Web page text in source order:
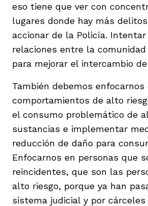
eso tiene que ver con
lugares donde hay más
accionar de la Policía.
relaciones entre la
para mejorar el intercambio
También debemos enfocarnos
comportamientos de alto
el consumo problemático de
sustancias e implementar
reducción de daño para
Enfocarnos en personas que
reincidentes, que son las
alto riesgo, porque ya han
sistema judicial y por